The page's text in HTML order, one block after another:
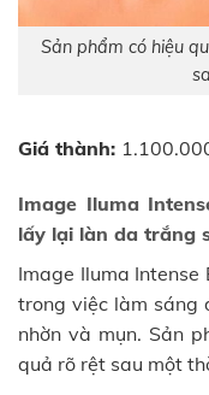
Sản phẩm có hiệu
Giá thành:
Image Iluma
lấy lại làn da trắng
Image Iluma
trong việc làm sáng
nhờn và mụn. Sản
quả rõ rệt sau một